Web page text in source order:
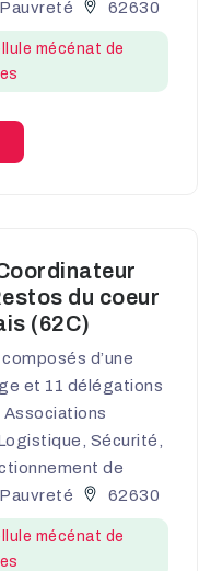
62630
mécénat de
du coeur
(62C)
d’une
et 11 délégations
Associations
Sécurité,
de
62630
mécénat de